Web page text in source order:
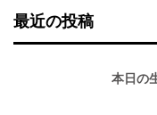
最近の投稿
本日の